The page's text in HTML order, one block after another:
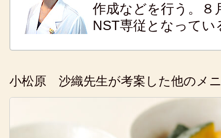
作成などを行う。８
NST専従となってい
小松原 沙織先生が考案した他のメ